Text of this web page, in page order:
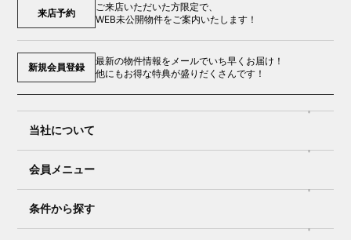
来店予約
ご来店いただいた方限定で、
WEB未公開物件をご案内いたします！
新規会員登録
最新の物件情報をメールでいち早くお届け！
他にもお得な特典が盛りだくさんです！
当社について
会員メニュー
条件から探す